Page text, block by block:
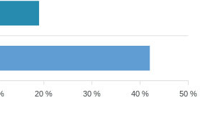
50 %
40 %
30 %
20 %